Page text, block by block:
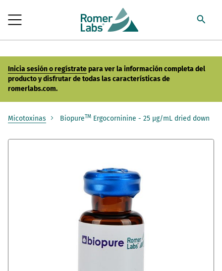
Inicia sesión o regístratepara ver la información completa del
producto y disfrutar de todas las características de
romerlabs.com.
Micotoxinas BiopureTM Ergocorninine - 25 µg/mL dried down
Saltar